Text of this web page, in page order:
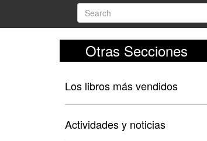
Otras Secciones
Los libros más vendidos
Actividades y noticias